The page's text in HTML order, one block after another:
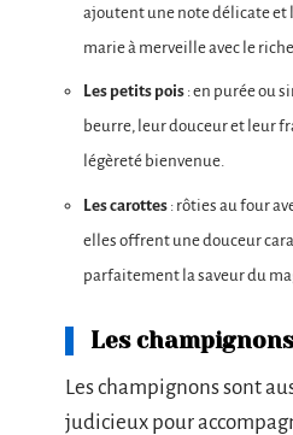
ajoutent une note délicate et
marie à merveille avec le
Les petits pois : en purée ou
beurre, leur douceur et leur
légèreté bienvenue.
Les carottes : rôties au four
elles offrent une douceur
parfaitement la saveur du
Les champignons
Les champignons sont
judicieux pour